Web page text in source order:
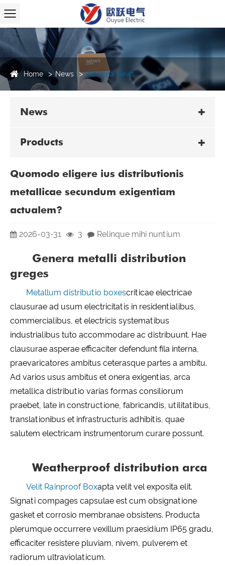
Home News Industria News
News
Products
Quomodo eligere ius distributionis
metallicae secundum exigentiam
actualem?
2026-03-31 3 Relinque mihi nuntium
Genera metalli distribution
greges
Metallum distributio boxescriticae electricae
clausurae ad usum electricitatis in residentialibus,
commercialibus, et electricis systematibus
industrialibus tuto accommodare ac distribuunt. Hae
clausurae asperae efficaciter defendunt fila interna,
praevaricatores ambitus ceterasque partes a ambitu.
Ad varios usus ambitus et onera exigentias, arca
metallica distributio varias formas consiliorum
praebet, late in constructione, fabricandis, utilitatibus,
translationibus et infrastructuris adhibitis, quae
salutem electricam instrumentorum curare possunt.
Weatherproof distribution arca
Velit Rainproof Boxapta velit vel exposita elit.
Signati compages capsulae est cum obsignatione
gasket et corrosio membranae obsistens. Producta
plerumque occurrere vexillum praesidium IP65 gradu,
efficaciter resistere pluviam, nivem, pulverem et
radiorum ultraviolaticum.